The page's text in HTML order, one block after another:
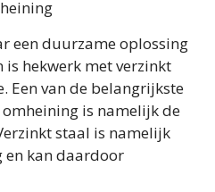
een duurzame oplossing
hekwerk met verzinkt
Een van de belangrijkste
is namelijk de
staal is namelijk
en kan daardoor